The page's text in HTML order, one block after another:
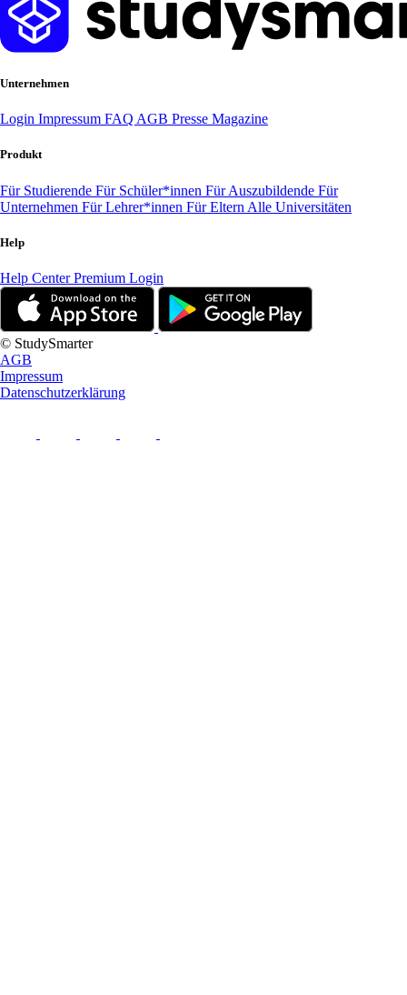
Unternehmen
Login Impressum FAQ AGB Presse Magazine
Produkt
Für Studierende Für Schüler*innen Für Auszubildende Für
Unternehmen Für Lehrer*innen Für Eltern Alle Universitäten
Help
Help CenterPremium Login
© StudySmarter
AGB
Impressum
Datenschutzerklärung